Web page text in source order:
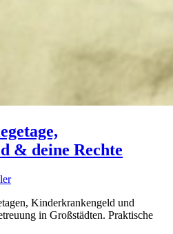
& deine Rechte
Kinderkrankengeld und
in Großstädten. Praktische